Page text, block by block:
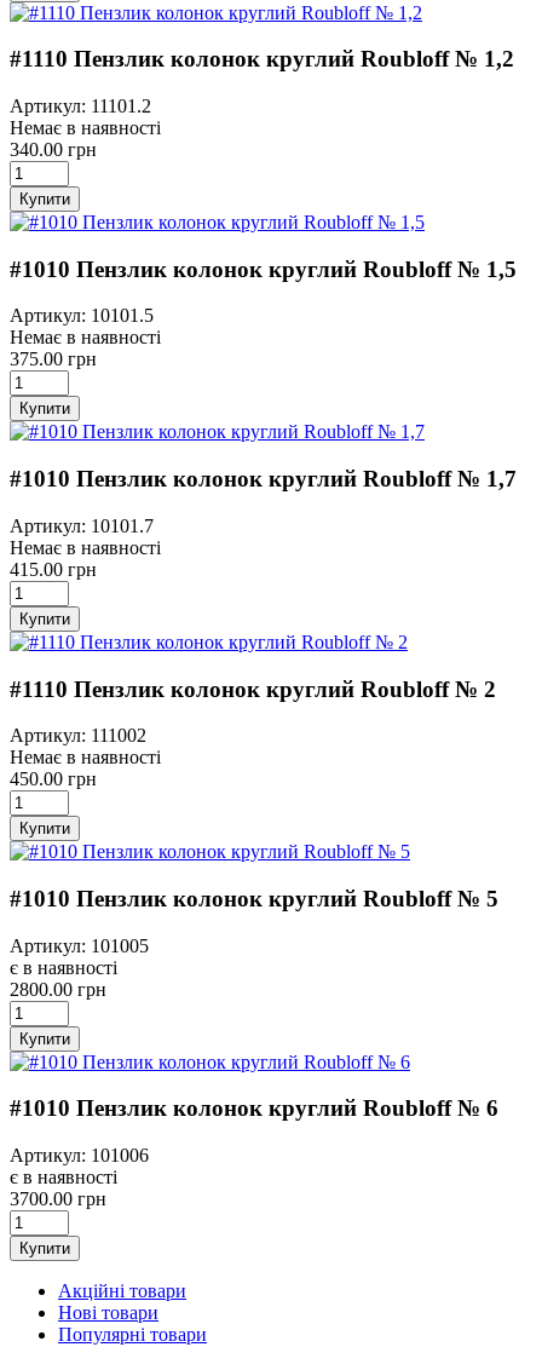
#1110 Пензлик колонок круглий Roubloff № 1,2
Артикул: 11101.2
Немає в наявності
340.00 грн
Купити
#1010 Пензлик колонок круглий Roubloff № 1,5
Артикул: 10101.5
Немає в наявності
375.00 грн
Купити
#1010 Пензлик колонок круглий Roubloff № 1,7
Артикул: 10101.7
Немає в наявності
415.00 грн
Купити
#1110 Пензлик колонок круглий Roubloff № 2
Артикул: 111002
Немає в наявності
450.00 грн
Купити
#1010 Пензлик колонок круглий Roubloff № 5
Артикул: 101005
є в наявності
2800.00 грн
Купити
#1010 Пензлик колонок круглий Roubloff № 6
Артикул: 101006
є в наявності
3700.00 грн
Купити
Акційні товари
Нові товари
Популярні товари